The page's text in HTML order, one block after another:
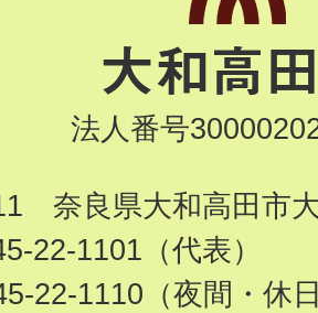
法人番号
奈良県大和高田市
22-1101（代表）
22-1110（夜間・休